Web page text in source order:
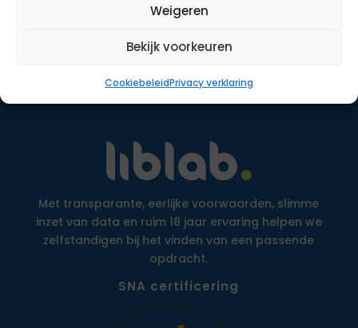
Weigeren
Bekijk voorkeuren
CookiebeleidPrivacy verklaring
Met transparante, eerlijke voorwaarden, slimme
inzet van data en ruim 18 jaar ervaring helpen we
zelfstandigen bij het vinden van een passende
opdracht.
SNA certificering